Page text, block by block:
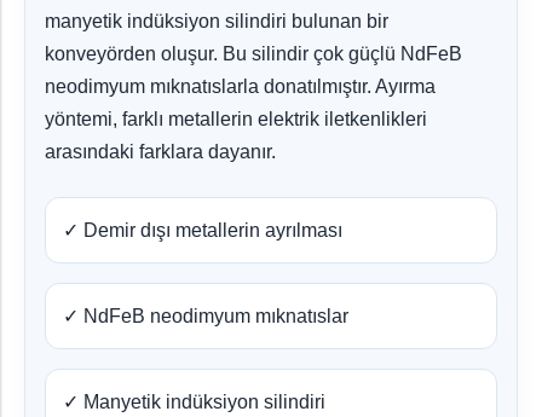
manyetik indüksiyon silindiri bulunan bir
konveyörden oluşur. Bu silindir çok güçlü NdFeB
neodimyum mıknatıslarla donatılmıştır. Ayırma
yöntemi, farklı metallerin elektrik iletkenlikleri
arasındaki farklara dayanır.
✓ Demir dışı metallerin ayrılması
✓ NdFeB neodimyum mıknatıslar
✓ Manyetik indüksiyon silindiri